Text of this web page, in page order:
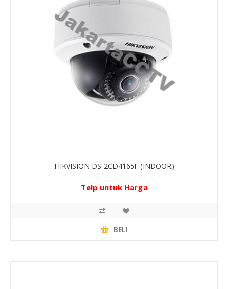
HIKVISION DS-2CD4165F (INDOOR)
Telp untuk Harga
BELI